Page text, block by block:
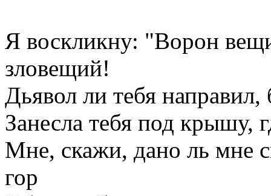
Я воскликну: "Ворон
зловещий!
Дьявол ли тебя
Занесла тебя под крышу,
Мне, скажи, дано ль мне
гор